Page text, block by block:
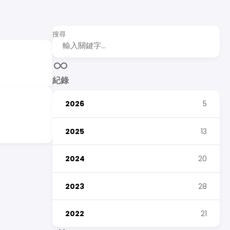
搜尋
紀錄
2026 5
2025 13
2024 20
2023 28
2022 21